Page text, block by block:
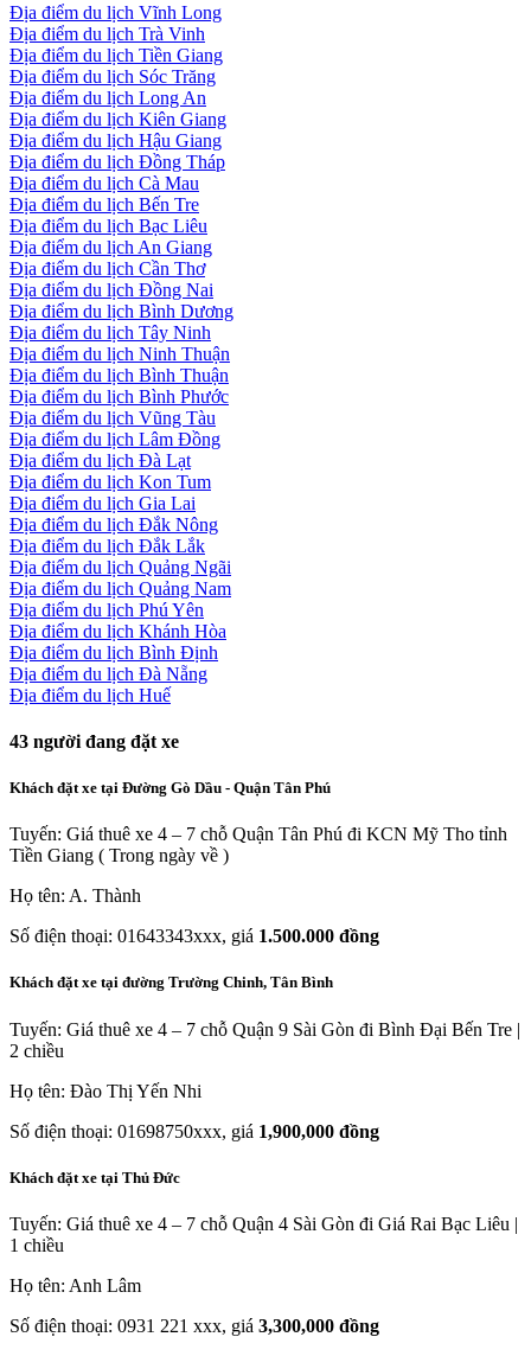
Địa điểm du lịch Vĩnh Long
Địa điểm du lịch Trà Vinh
Địa điểm du lịch Tiền Giang
Địa điểm du lịch Sóc Trăng
Địa điểm du lịch Long An
Địa điểm du lịch Kiên Giang
Địa điểm du lịch Hậu Giang
Địa điểm du lịch Đồng Tháp
Địa điểm du lịch Cà Mau
Địa điểm du lịch Bến Tre
Địa điểm du lịch Bạc Liêu
Địa điểm du lịch An Giang
Địa điểm du lịch Cần Thơ
Địa điểm du lịch Đồng Nai
Địa điểm du lịch Bình Dương
Địa điểm du lịch Tây Ninh
Địa điểm du lịch Ninh Thuận
Địa điểm du lịch Bình Thuận
Địa điểm du lịch Bình Phước
Địa điểm du lịch Vũng Tàu
Địa điểm du lịch Lâm Đồng
Địa điểm du lịch Đà Lạt
Địa điểm du lịch Kon Tum
Địa điểm du lịch Gia Lai
Địa điểm du lịch Đắk Nông
Địa điểm du lịch Đắk Lắk
Địa điểm du lịch Quảng Ngãi
Địa điểm du lịch Quảng Nam
Địa điểm du lịch Phú Yên
Địa điểm du lịch Khánh Hòa
Địa điểm du lịch Bình Định
Địa điểm du lịch Đà Nẵng
Địa điểm du lịch Huế
43 người đang đặt xe
Khách đặt xe tại Đường Gò Dầu - Quận Tân Phú
Tuyến: Giá thuê xe 4 – 7 chỗ Quận Tân Phú đi KCN Mỹ Tho tỉnh
Tiền Giang ( Trong ngày về )
Họ tên: A. Thành
Số điện thoại: 01643343xxx, giá 1.500.000 đồng
Khách đặt xe tại đường Trường Chinh, Tân Bình
Tuyến: Giá thuê xe 4 – 7 chỗ Quận 9 Sài Gòn đi Bình Đại Bến Tre |
2 chiều
Họ tên: Đào Thị Yến Nhi
Số điện thoại: 01698750xxx, giá 1,900,000 đồng
Khách đặt xe tại Thủ Đức
Tuyến: Giá thuê xe 4 – 7 chỗ Quận 4 Sài Gòn đi Giá Rai Bạc Liêu |
1 chiều
Họ tên: Anh Lâm
Số điện thoại: 0931 221 xxx, giá 3,300,000 đồng